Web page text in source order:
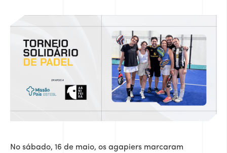
No sábado, 16 de maio, os agapiers marcaram